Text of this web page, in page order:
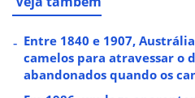
Entre 1840 e 1907,
camelos para atravessar o
abandonados quando os